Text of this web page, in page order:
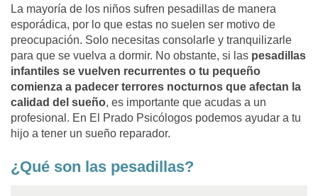
La mayoría de los niños sufren pesadillas de manera
esporádica, por lo que estas no suelen ser motivo de
preocupación. Solo necesitas consolarle y tranquilizarle
para que se vuelva a dormir. No obstante, si las pesadillas
infantiles se vuelven recurrentes o tu pequeño
comienza a padecer terrores nocturnos que afectan la
calidad del sueño, es importante que acudas a un
profesional. En El Prado Psicólogos podemos ayudar a tu
hijo a tener un sueño reparador.
¿Qué son las pesadillas?